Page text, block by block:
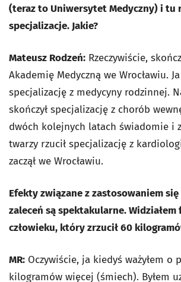
(teraz to Uniwersytet Medyczny) i tu
specjalizacje. Jakie?
Mateusz Rodzeń: Rzeczywiście,
Akademię Medyczną we Wrocławiu.
specjalizację z medycyny rodzinnej.
skończył specjalizację z chorób
dwóch kolejnych latach świadomie i
twarzy rzucił specjalizację z
zaczął we Wrocławiu.
Efekty związane z zastosowaniem się
zaleceń są spektakularne.
człowieku, który zrzucił 60
MR: Oczywiście, ja kiedyś ważyłem o
kilogramów więcej (śmiech). Byłem